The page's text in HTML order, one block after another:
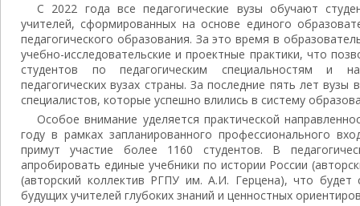
С 2022 года все педагогические вузы обучают
учителей, сформированных на основе единого
педагогического образования. За это время в
учебно-исследовательские и проектные практики, что
студентов по педагогическим специальностям и
педагогических вузах страны. За последние пять лет
специалистов, которые успешно влились в систему
Особое внимание уделяется практической
году в рамках запланированного профессионального
примут участие более 1160 студентов. В
апробировать единые учебники по истории России
(авторский коллектив РГПУ им. А.И. Герцена), что
будущих учителей глубоких знаний и ценностных